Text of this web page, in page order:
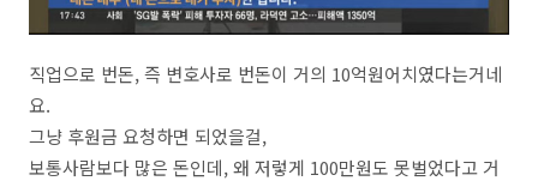
직업으로 번돈, 즉 변호사로 번돈이 거의 10억원어치였다는거네
요.
그냥 후원금 요청하면 되었을걸,
보통사람보다 많은 돈인데, 왜 저렇게 100만원도 못벌었다고 거